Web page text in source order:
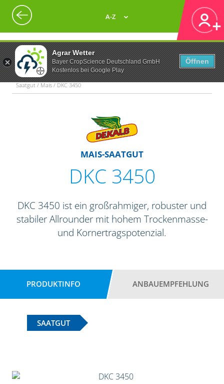
Agrar Wetter
Bayer CropScience Deutschland GmbH
Kostenlos bei Google Play
Öffnen
A-Z
Saatgut / Mais / DKC 3450
MAIS-SAATGUT
DKC 3450
DKC 3450 ist ein großrahmiger, robuster und
stabiler Allrounder mit hohem Trockenmasse-
und Kornertragspotenzial.
PRODUKTINFO ANBAUEMPFEHLUNG
SAATGUT